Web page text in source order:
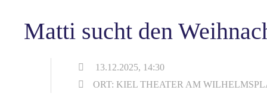
Matti sucht den
13.12.2025, 14:30
ORT: KIEL THEATER AM